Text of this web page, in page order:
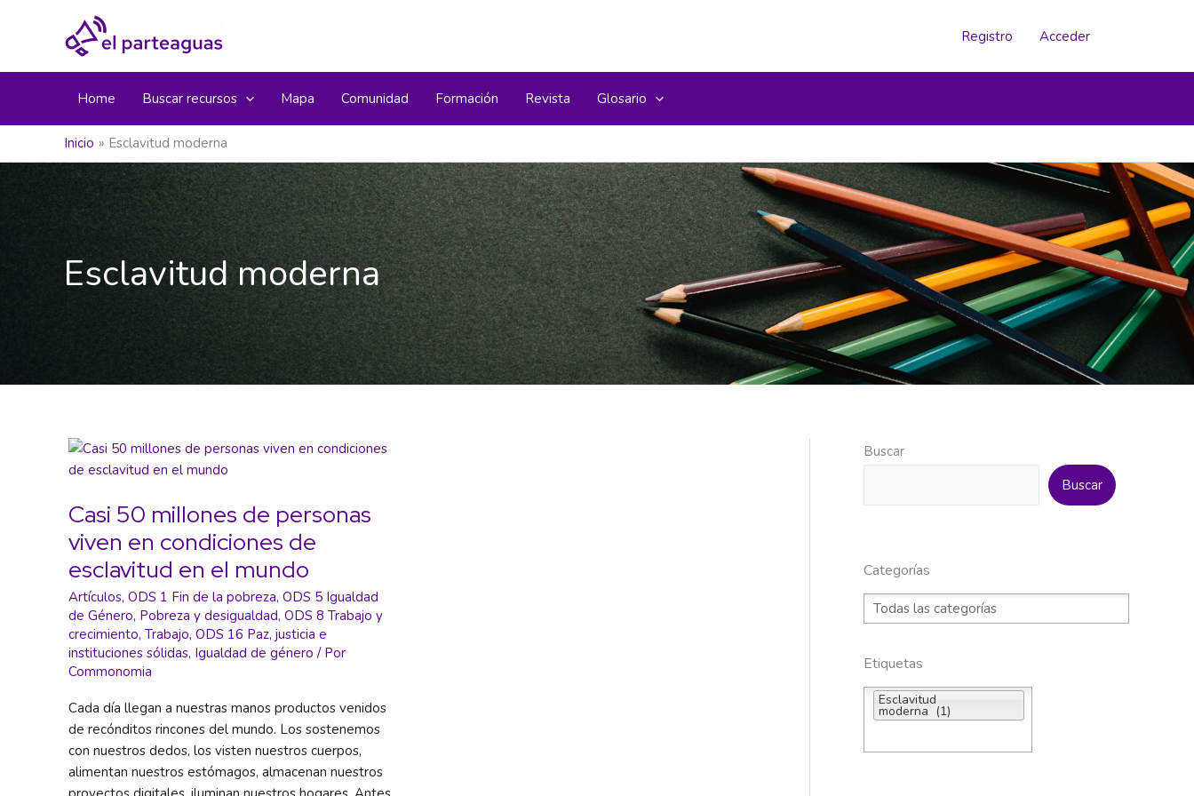
Registro Acceder
Home Buscar recursos Mapa Comunidad Formación Revista Glosario
Inicio Esclavitud moderna
Esclavitud moderna
Casi 50 millones de personas
viven en condiciones de
esclavitud en el mundo
Artículos, ODS 1 Fin de la pobreza, ODS 5 Igualdad
de Género, Pobreza y desigualdad, ODS 8 Trabajo y
crecimiento, Trabajo, ODS 16 Paz, justicia e
instituciones sólidas, Igualdad de género / Por
Commonomia
Cada día llegan a nuestras manos productos venidos
de recónditos rincones del mundo. Los sostenemos
con nuestros dedos, los visten nuestros cuerpos,
alimentan nuestros estómagos, almacenan nuestros
Buscar
Buscar
Categorías
Etiquetas
Esclavitud
moderna (1)